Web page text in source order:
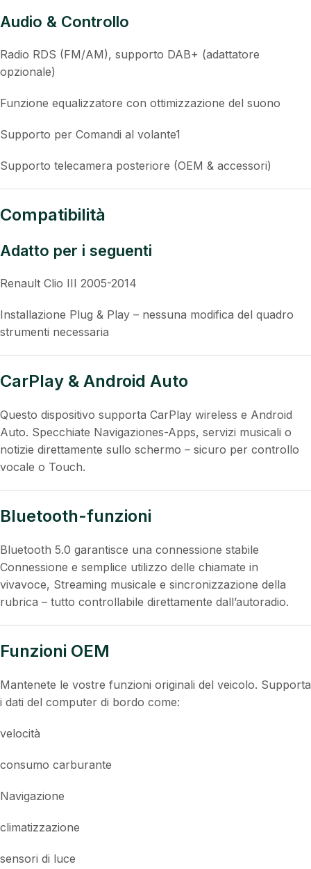
Audio & Controllo
Radio RDS (FM/AM), supporto DAB+ (adattatore
opzionale)
Funzione equalizzatore con ottimizzazione del suono
Supporto per Comandi al volante1
Supporto telecamera posteriore (OEM & accessori)
Compatibilità
Adatto per i seguenti
Renault Clio III 2005-2014
Installazione Plug & Play – nessuna modifica del quadro
strumenti necessaria
CarPlay & Android Auto
Questo dispositivo supporta CarPlay wireless e Android
Auto. Specchiate Navigaziones-Apps, servizi musicali o
notizie direttamente sullo schermo – sicuro per controllo
vocale o Touch.
Bluetooth-funzioni
Bluetooth 5.0 garantisce una connessione stabile
Connessione e semplice utilizzo delle chiamate in
vivavoce, Streaming musicale e sincronizzazione della
rubrica – tutto controllabile direttamente dall’autoradio.
Funzioni OEM
Mantenete le vostre funzioni originali del veicolo. Supporta
i dati del computer di bordo come:
velocità
consumo carburante
Navigazione
climatizzazione
sensori di luce